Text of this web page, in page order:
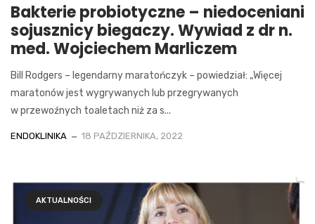
Bakterie probiotyczne – niedoceniani
sojusznicy biegaczy. Wywiad z dr n.
med. Wojciechem Marliczem
Bill Rodgers – legendarny maratończyk – powiedział: „Więcej
maratonów jest wygrywanych lub przegrywanych
w przewoźnych toaletach niż za s...
ENDOKLINIKA 18 PAŹDZIERNIKA, 2022
AKTUALNOŚCI